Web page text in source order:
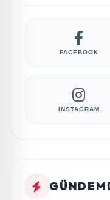
FACEBOOK
INSTAGRAM